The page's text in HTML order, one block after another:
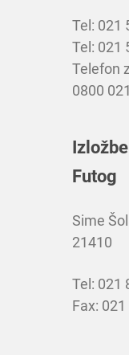
Tel: 021
Tel: 021
Telefon
0800
Futog
Sime
21410
Tel: 021
Fax: